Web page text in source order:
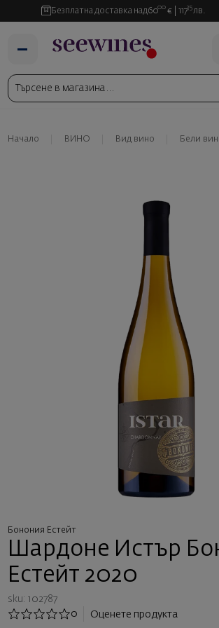
Безплатна доставка над6000 € 11735 лв.
Начало ВИНО Вид вино Бели
Бонония Естейт
Шардоне Истър
Естейт 2020
sku: 102787
0
Оценете продукта